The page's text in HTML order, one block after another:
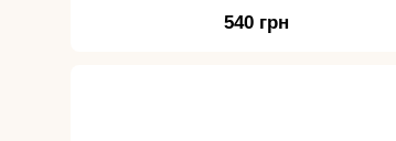
540 грн